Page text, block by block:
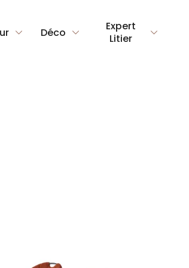
Déco
Expert
Litier